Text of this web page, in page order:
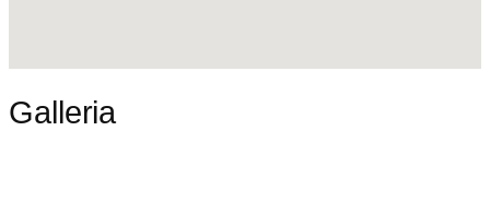
Galleria